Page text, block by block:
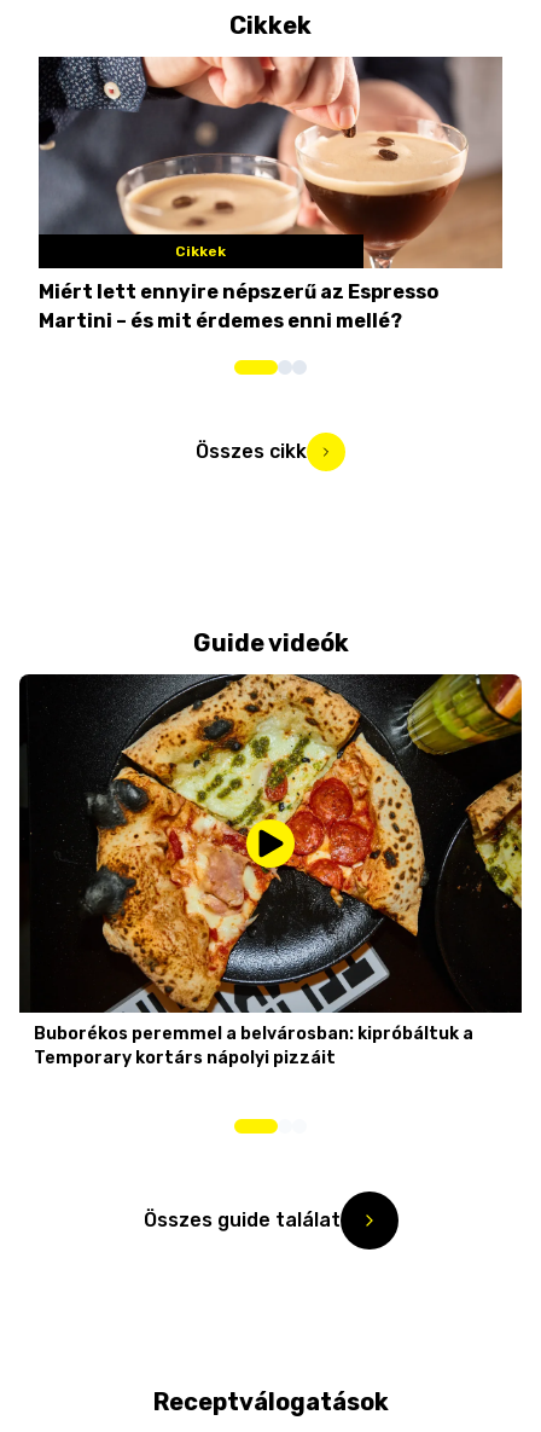
Cikkek
Cikkek
Miért lett ennyire népszerű az Espresso
Martini – és mit érdemes enni mellé?
Összes cikk
Guide videók
Buborékos peremmel a belvárosban: kipróbáltuk a
Temporary kortárs nápolyi pizzáit
Összes guide találat
Receptválogatások